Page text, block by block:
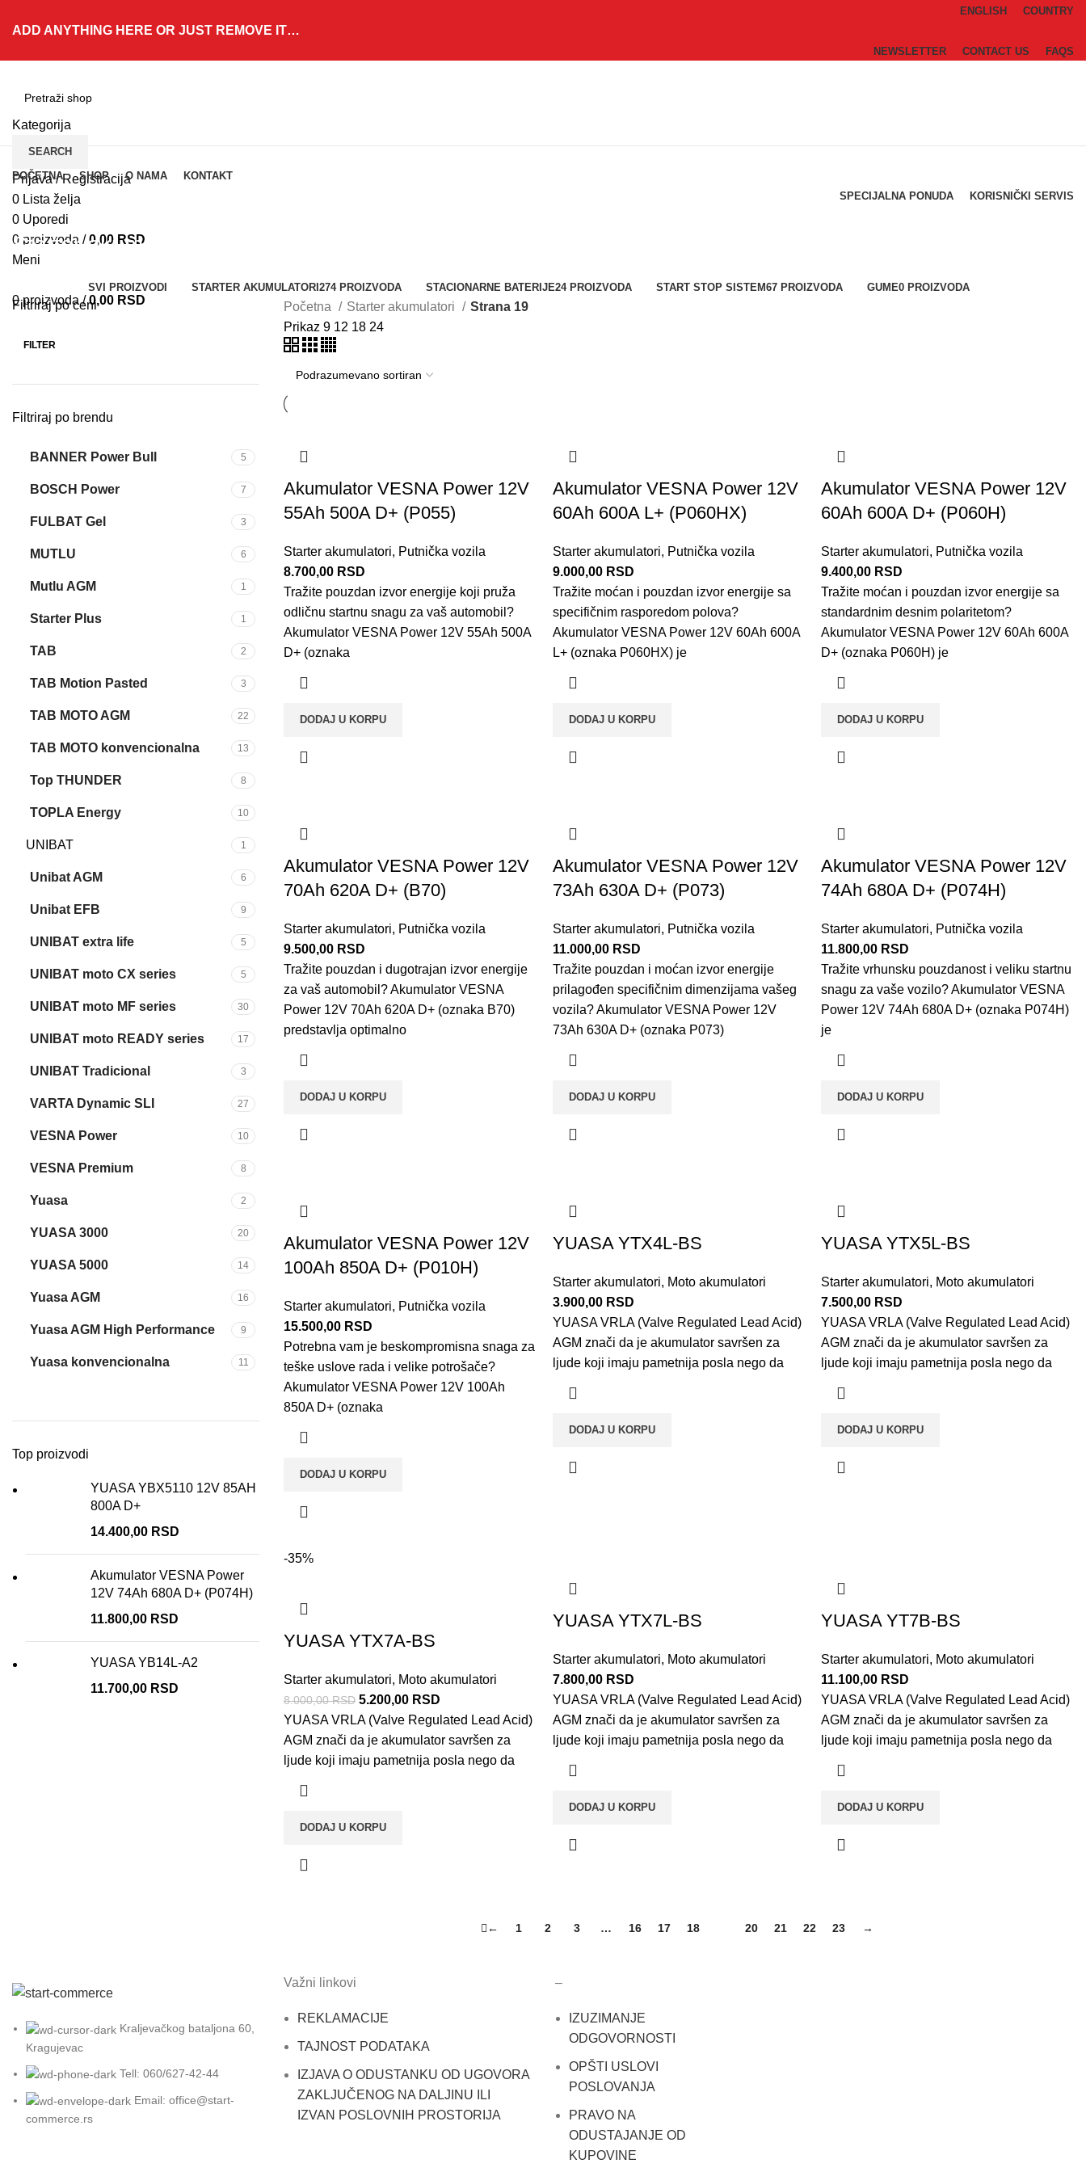
ENGLISH COUNTRY
ADD ANYTHING HERE OR JUST REMOVE IT…
NEWSLETTER CONTACT US FAQS
Kategorija
SEARCH
Prijava / Registracija
0 Lista želja
0 Uporedi
0 proizvoda / 0,00 RSD
Meni
0proizvoda / 0,00 RSD
Kategorije
POČETNA SHOP O NAMA
KONTAKT
SPECIJALNA PONUDA
KORISNIČKI SERVIS
Starter akumulatori
SVI PROIZVODI STARTER AKUMULATORI274 PROIZVODA STACIONARNE BATERIJE24 PROIZVODA START STOP SISTEM67 PROIZVODA GUME0 PROIZVODA
Filtriraj po ceni
FILTER
Filtriraj po brendu
BANNER Power Bull 5
BOSCH Power 7
FULBAT Gel 3
MUTLU 6
Mutlu AGM 1
Starter Plus 1
TAB 2
TAB Motion Pasted 3
TAB MOTO AGM 22
TAB MOTO konvencionalna 13
Top THUNDER 8
TOPLA Energy 10
UNIBAT 1
Unibat AGM 6
Unibat EFB 9
UNIBAT extra life 5
UNIBAT moto CX series 5
UNIBAT moto MF series 30
UNIBAT moto READY series 17
UNIBAT Tradicional 3
VARTA Dynamic SLI 27
VESNA Power 10
VESNA Premium 8
Yuasa 2
YUASA 3000 20
YUASA 5000 14
Yuasa AGM 16
Yuasa AGM High Performance 9
Yuasa konvencionalna 11
Top proizvodi
YUASA YBX5110 12V 85AH
800A D+
14.400,00 RSD
Akumulator VESNA Power
12V 74Ah 680A D+ (P074H)
11.800,00 RSD
YUASA YB14L-A2
11.700,00 RSD
Početna Starter akumulatori
Strana 19
Prikaz 9 12 18 24
Akumulator VESNA Power 12V
55Ah 500A D+ (P055)
Starter akumulatori, Putnička vozila
8.700,00 RSD
Tražite pouzdan izvor energije koji pruža
odličnu startnu snagu za vaš automobil?
Akumulator VESNA Power 12V 55Ah 500A
D+ (oznaka
DODAJ U KORPU
Akumulator VESNA Power 12V
60Ah 600A L+ (P060HX)
Starter akumulatori, Putnička vozila
9.000,00 RSD
Tražite moćan i pouzdan izvor energije sa
specifičnim rasporedom polova?
Akumulator VESNA Power 12V 60Ah 600A
L+ (oznaka P060HX) je
DODAJ U KORPU
Akumulator VESNA Power 12V
60Ah 600A D+ (P060H)
Starter akumulatori, Putnička vozila
9.400,00 RSD
Tražite moćan i pouzdan izvor energije sa
standardnim desnim polaritetom?
Akumulator VESNA Power 12V 60Ah 600A
D+ (oznaka P060H) je
DODAJ U KORPU
Akumulator VESNA Power 12V
70Ah 620A D+ (B70)
Starter akumulatori, Putnička vozila
9.500,00 RSD
Tražite pouzdan i dugotrajan izvor energije
za vaš automobil? Akumulator VESNA
Power 12V 70Ah 620A D+ (oznaka B70)
predstavlja optimalno
DODAJ U KORPU
Akumulator VESNA Power 12V
73Ah 630A D+ (P073)
Starter akumulatori, Putnička vozila
11.000,00 RSD
Tražite pouzdan i moćan izvor energije
prilagođen specifičnim dimenzijama vašeg
vozila? Akumulator VESNA Power 12V
73Ah 630A D+ (oznaka P073)
DODAJ U KORPU
Akumulator VESNA Power 12V
74Ah 680A D+ (P074H)
Starter akumulatori, Putnička vozila
11.800,00 RSD
Tražite vrhunsku pouzdanost i veliku startnu
snagu za vaše vozilo? Akumulator VESNA
Power 12V 74Ah 680A D+ (oznaka P074H)
je
DODAJ U KORPU
Akumulator VESNA Power 12V
100Ah 850A D+ (P010H)
Starter akumulatori, Putnička vozila
15.500,00 RSD
Potrebna vam je beskompromisna snaga za
teške uslove rada i velike potrošače?
Akumulator VESNA Power 12V 100Ah
850A D+ (oznaka
DODAJ U KORPU
YUASA YTX4L-BS
Starter akumulatori, Moto akumulatori
3.900,00 RSD
YUASA VRLA (Valve Regulated Lead Acid)
AGM znači da je akumulator savršen za
ljude koji imaju pametnija posla nego da
DODAJ U KORPU
YUASA YTX5L-BS
Starter akumulatori, Moto akumulatori
7.500,00 RSD
YUASA VRLA (Valve Regulated Lead Acid)
AGM znači da je akumulator savršen za
ljude koji imaju pametnija posla nego da
DODAJ U KORPU
-35%
YUASA YTX7A-BS
Starter akumulatori, Moto akumulatori
8.000,00RSD 5.200,00 RSD
YUASA VRLA (Valve Regulated Lead Acid)
AGM znači da je akumulator savršen za
ljude koji imaju pametnija posla nego da
DODAJ U KORPU
YUASA YTX7L-BS
Starter akumulatori, Moto akumulatori
7.800,00 RSD
YUASA VRLA (Valve Regulated Lead Acid)
AGM znači da je akumulator savršen za
ljude koji imaju pametnija posla nego da
DODAJ U KORPU
YUASA YT7B-BS
Starter akumulatori, Moto akumulatori
11.100,00 RSD
YUASA VRLA (Valve Regulated Lead Acid)
AGM znači da je akumulator savršen za
ljude koji imaju pametnija posla nego da
DODAJ U KORPU
← 1 2 3 … 16 17 18 20 21 22 23 →
Kraljevačkog bataljona 60,
Kragujevac
Tell: 060/627-42-44
Email: office@start-
commerce.rs
Važni linkovi
REKLAMACIJE
TAJNOST PODATAKA
IZJAVA O ODUSTANKU OD UGOVORA
ZAKLJUČENOG NA DALJINU ILI
IZVAN POSLOVNIH PROSTORIJA
–
IZUZIMANJE
ODGOVORNOSTI
OPŠTI USLOVI
POSLOVANJA
PRAVO NA
ODUSTAJANJE OD
KUPOVINE